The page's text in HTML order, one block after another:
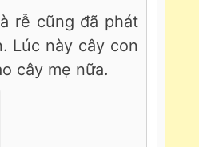
rễ cũng đã phát
Lúc này cây con
cây mẹ nữa.